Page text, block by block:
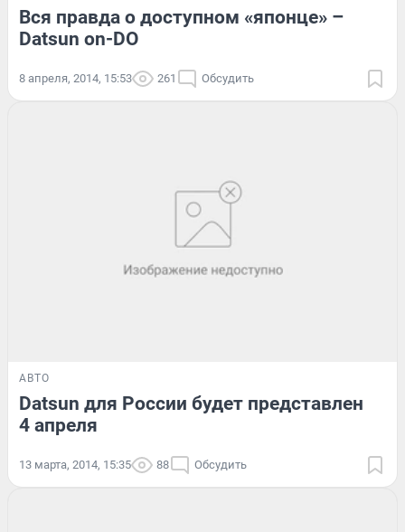
Вся правда о доступном «японце» –
Datsun on-DO
8 апреля, 2014, 15:53 261 Обсудить
АВТО
Datsun для России будет представлен
4 апреля
13 марта, 2014, 15:35 88 Обсудить